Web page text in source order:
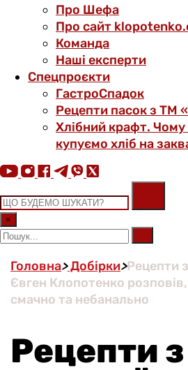
Про Шефа
Про сайт
Команда
Наші експерти
Спецпроєкти
ГастроСпадок
Рецепти пасок з ТМ
Хлібний крафт.
купуємо хліб на
×
Головна>Добірки>Рецепти
Євген Клопотенко розповів,
смачно та небанально
Рецепти з